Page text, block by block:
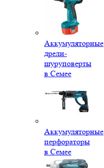
Аккумуляторные
дрели-
шуруповерты
в Семее
Аккумуляторные
перфораторы
в Семее